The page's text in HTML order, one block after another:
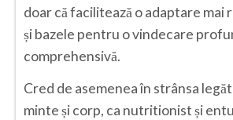
Sibiu
Suceava
Timis
doar că facilitează o adaptare mai
și bazele pentru o vindecare
comprehensivă.
Cred de asemenea în strânsa
minte și corp, ca nutritionist și